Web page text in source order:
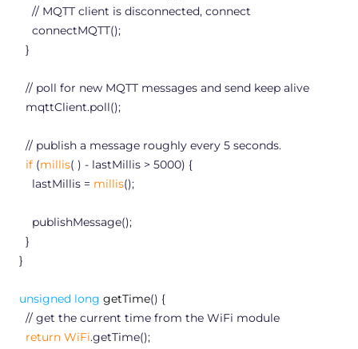
// MQTT client is disconnected, connect
connectMQTT();
}
// poll for new MQTT messages and send keep alive
mqttClient.poll();
// publish a message roughly every 5 seconds.
if (millis( ) - lastMillis > 5000) {
lastMillis = millis();
publishMessage();
}
}
unsigned long getTime() {
// get the current time from the WiFi module
return WiFi.getTime();